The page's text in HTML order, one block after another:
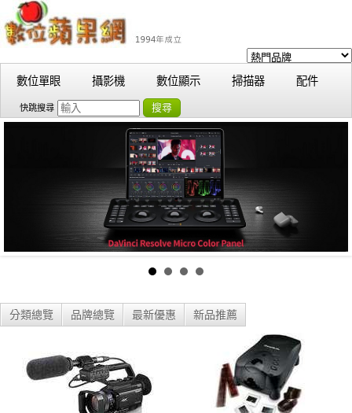
數位單眼 攝影機 數位顯示 掃描器 配件
快跳搜尋 搜尋
分類總覽 品牌總覽 最新優惠 新品推薦